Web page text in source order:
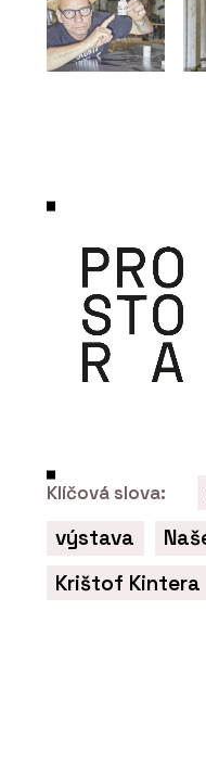
dá
Klíčová slova:
výstava
Krištof Kintera